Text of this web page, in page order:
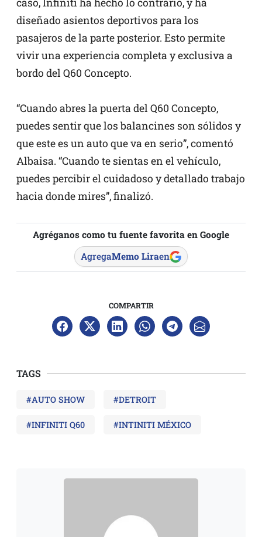
diseñado asientos deportivos para los
pasajeros de la parte posterior. Esto permite
vivir una experiencia completa y exclusiva a
bordo del Q60 Concepto.
“Cuando abres la puerta del Q60 Concepto,
puedes sentir que los balancines son sólidos y
que este es un auto que va en serio”, comentó
Albaisa. “Cuando te sientas en el vehículo,
puedes percibir el cuidadoso y detallado trabajo
hacia donde mires”, finalizó.
Agréganos como tu fuente favorita en Google
AgregaMemo Liraen
COMPARTIR
TAGS
#AUTO SHOW #DETROIT
#INFINITI Q60 #INTINITI MÉXICO